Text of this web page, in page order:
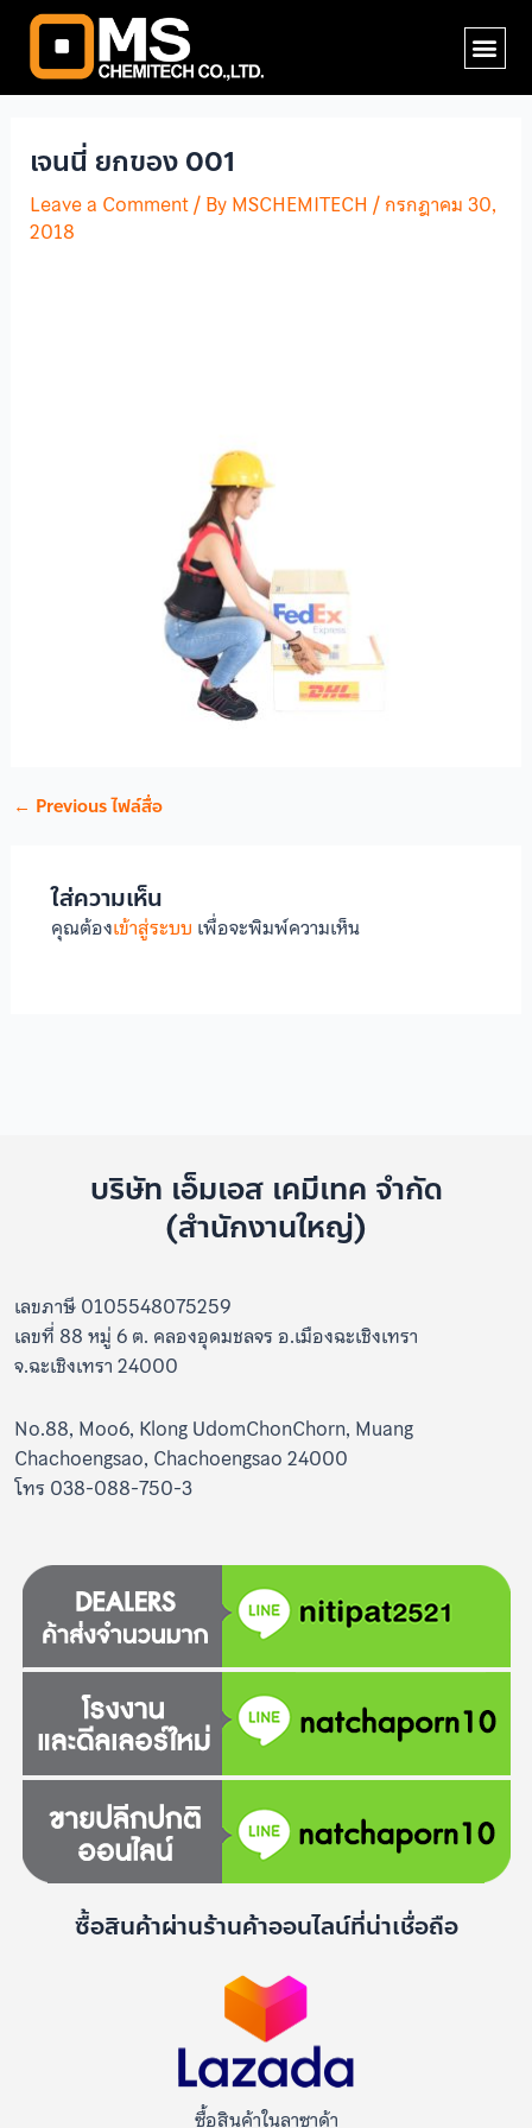
Skip
content
เจนนี่ ยกของ 001
Leave a Comment/ ByMSCHEMITECH /กรกฎาคม 30,
2018
Post
navigation
← Previous ไฟล์สื่อ
ใส่ความเห็น
คุณต้องเข้าสู่ระบบ เพื่อจะพิมพ์ความเห็น
บริษัท เอ็มเอส เคมีเทค จำกัด
(สำนักงานใหญ่)
เลขภาษี 0105548075259
เลขที่ 88 หมู่ 6 ต. คลองอุดมชลจร อ.เมืองฉะเชิงเทรา
จ.ฉะเชิงเทรา 24000
No.88, Moo6, Klong UdomChonChorn, Muang
Chachoengsao, Chachoengsao 24000
โทร 038-088-750-3
ซื้อสินค้าผ่านร้านค้าออนไลน์ที่น่าเชื่อถือ
ซื้อสินค้าในลาซาด้า